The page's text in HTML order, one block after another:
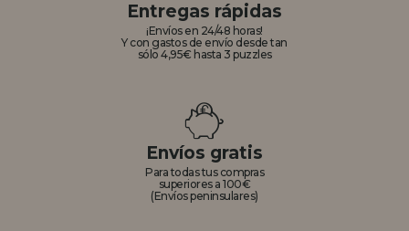
Entregas rápidas
¡Envíos en 24/48 horas!
Y con gastos de envío desde tan
sólo 4,95€ hasta 3 puzzles
Envíos gratis
Para todas tus compras
superiores a 100€
(Envíos peninsulares)